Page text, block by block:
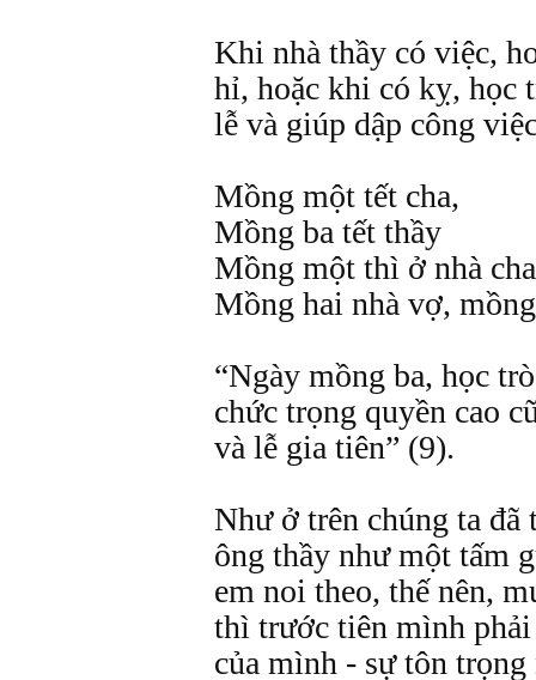
Khi nhà thầy có việc,
hỉ, hoặc khi có kỵ, học
lễ và giúp dập công
Mồng một tết cha,
Mồng ba tết thầy
Mồng một thì ở nhà
Mồng hai nhà vợ,
“Ngày mồng ba, học
chức trọng quyền cao
và lễ gia tiên” (9).
Như ở trên chúng ta
ông thầy như một tấm
em noi theo, thế nên,
thì trước tiên mình
của mình - sự tôn